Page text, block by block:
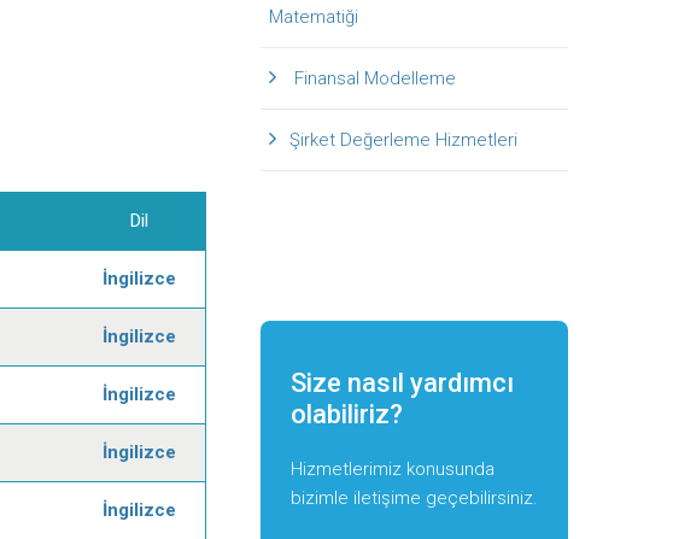
Dil
İngilizce
İngilizce
İngilizce
İngilizce
İngilizce
Matematiği
Finansal Modelleme
Şirket Değerleme Hizmetleri
Size nasıl yardımcı
olabiliriz?
Hizmetlerimiz konusunda
bizimle iletişime geçebilirsiniz.